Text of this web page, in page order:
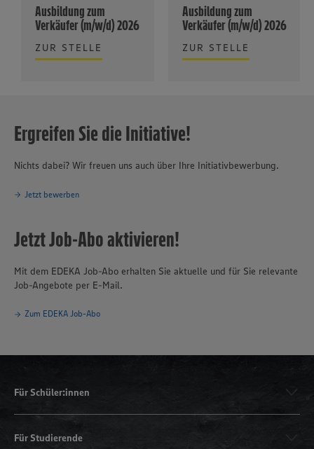
Ausbildung zum
Verkäufer (m/w/d) 2026
ZUR STELLE
Ausbildung zum
Verkäufer (m/w/d) 2026
ZUR STELLE
Ergreifen Sie die Initiative!
Nichts dabei? Wir freuen uns auch über Ihre Initiativbewerbung.
Jetzt bewerben
Jetzt Job-Abo aktivieren!
Mit dem EDEKA Job-Abo erhalten Sie aktuelle und für Sie relevante
Job-Angebote per E-Mail.
Zum EDEKA Job-Abo
Für Schüler:innen
Für Studierende